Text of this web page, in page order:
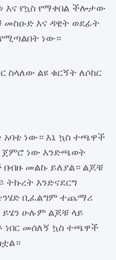
እና የኳስ የማቀበል ችሎታው
መስዑድ እና ዳዊት ወደፊት
ነው።
ስላለው ልዩ ቁርኝት ለሶከር
ነው። እኔ ኳስ ተጫዋች
ጀምሮ ነው እንድጫወት
በብዙ መልኩ ይለያል። ልጆቹ
ትኩረት እንድናደርግ
ቢፈልግም ተጨማሪ
ይሄን ሁሉም ልጆቹ ላይ
ነበር መሰለኝ ኳስ ተጫዋች